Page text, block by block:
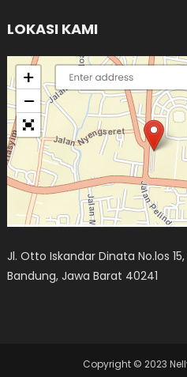
LOKASI KAMI
Jl. Otto Iskandar Dinata No.los
Bandung, Jawa Barat 40241
Copyright © 2023